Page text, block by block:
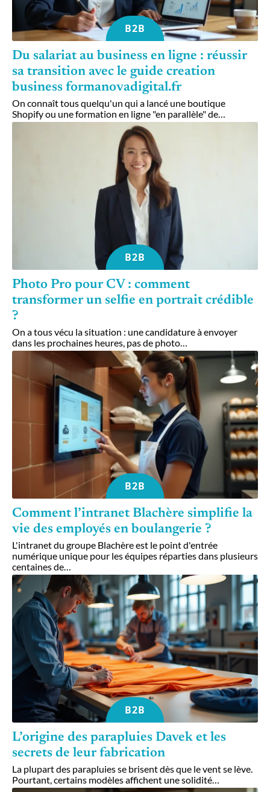
B2B
Du salariat au business en ligne : réussir
sa transition avec le guide creation
business formanovadigital.fr
On connaît tous quelqu'un qui a lancé une boutique
Shopify ou une formation en ligne "en parallèle" de…
B2B
Photo Pro pour CV : comment
transformer un selfie en portrait crédible
?
On a tous vécu la situation : une candidature à envoyer
dans les prochaines heures, pas de photo…
B2B
Comment l’intranet Blachère simplifie la
vie des employés en boulangerie ?
L'intranet du groupe Blachère est le point d'entrée
numérique unique pour les équipes réparties dans plusieurs
centaines de
B2B
L’origine des parapluies Davek et les
secrets de leur fabrication
La plupart des parapluies se brisent dès que le vent se lève.
Pourtant, certains modèles affichent une solidité